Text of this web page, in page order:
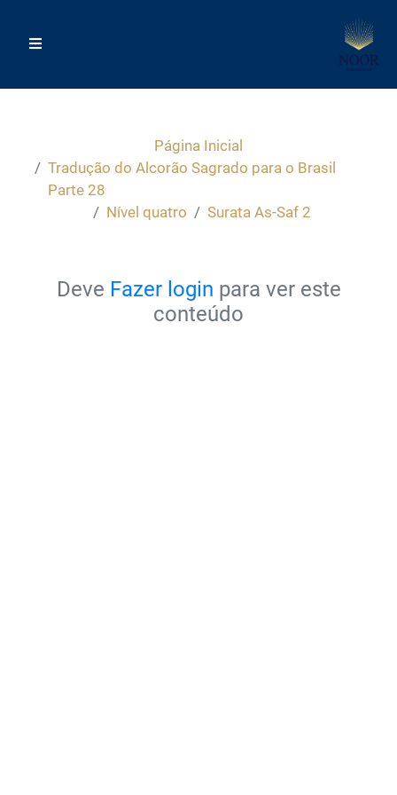
Página Inicial
Tradução do Alcorão Sagrado para o Brasil
Parte 28
Nível quatro
Surata As-Saf 2
Deve Fazer login para ver este
conteúdo